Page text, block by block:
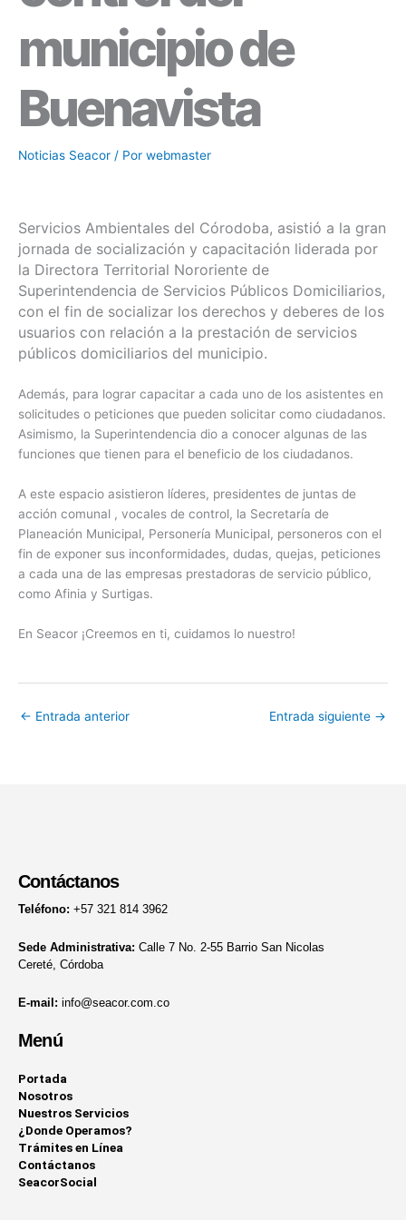
municipio de
Buenavista
Noticias Seacor / Por webmaster
Servicios Ambientales del Córodoba, asistió a la gran
jornada de socialización y capacitación liderada por
la Directora Territorial Nororiente de
Superintendencia de Servicios Públicos Domiciliarios,
con el fin de socializar los derechos y deberes de los
usuarios con relación a la prestación de servicios
públicos domiciliarios del municipio.
Además, para lograr capacitar a cada uno de los asistentes en
solicitudes o peticiones que pueden solicitar como ciudadanos.
Asimismo, la Superintendencia dio a conocer algunas de las
funciones que tienen para el beneficio de los ciudadanos.
A este espacio asistieron líderes, presidentes de juntas de
acción comunal , vocales de control, la Secretaría de
Planeación Municipal, Personería Municipal, personeros con el
fin de exponer sus inconformidades, dudas, quejas, peticiones
a cada una de las empresas prestadoras de servicio público,
como Afinia y Surtigas.
En Seacor ¡Creemos en ti, cuidamos lo nuestro!
← Entrada anterior Entrada siguiente →
Contáctanos
Teléfono: +57 321 814 3962
Sede Administrativa: Calle 7 No. 2-55 Barrio San Nicolas
Cereté, Córdoba
E-mail: info@seacor.com.co
Menú
Portada
Nosotros
Nuestros Servicios
¿Donde Operamos?
Trámites en Línea
Contáctanos
SeacorSocial